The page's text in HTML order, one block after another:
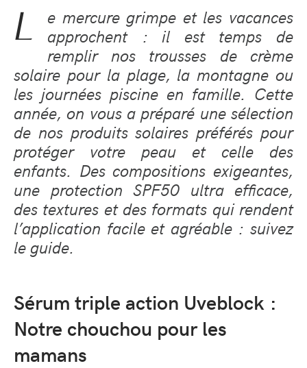
L
e mercure grimpe et les vacances
approchent : il est temps de
remplir nos trousses de crème
solaire pour la plage, la montagne ou
les journées piscine en famille. Cette
année, on vous a préparé une sélection
de nos produits solaires préférés pour
protéger votre peau et celle des
enfants. Des compositions exigeantes,
une protection SPF50 ultra efficace,
des textures et des formats qui rendent
l’application facile et agréable : suivez
le guide.
Sérum triple action Uveblock :
Notre chouchou pour les
mamans